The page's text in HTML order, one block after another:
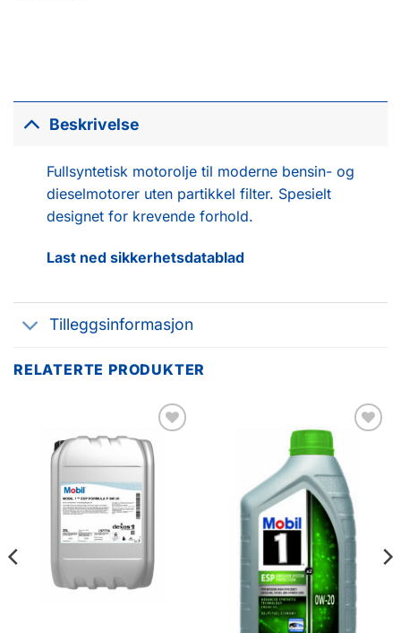
Beskrivelse
Fullsyntetisk motorolje til moderne bensin- og
dieselmotorer uten partikkel filter. Spesielt
designet for krevende forhold.
Last ned sikkerhetsdatablad
Tilleggsinformasjon
RELATERTE PRODUKTER
Legg til
favoritter
favoritter